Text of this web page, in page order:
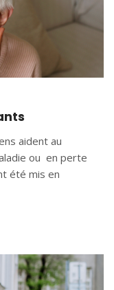
aident au
ou en perte
été mis en